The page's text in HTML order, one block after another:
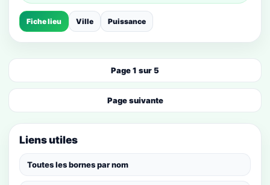
Fiche lieu Ville Puissance
Page 1 sur 5
Page suivante
Liens utiles
Toutes les bornes par nom